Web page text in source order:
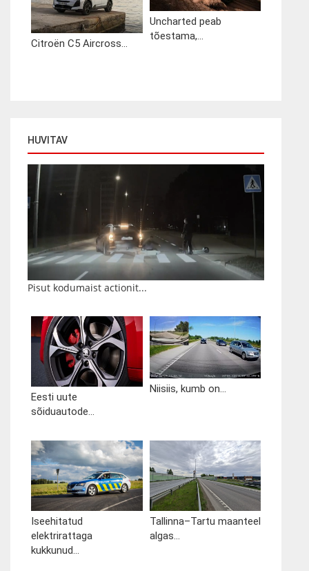
Citroën C5 Aircross...
Uncharted peab
tõestama,...
HUVITAV
Pisut kodumaist actionit...
Eesti uute
sõiduautode...
Niisiis, kumb on...
Iseehitatud
elektrirattaga
kukkunud...
Tallinna–Tartu maanteel
algas...